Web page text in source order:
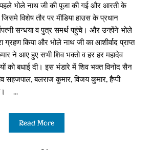
पहले भोले नाथ जी की पूजा की गई और आरती के
जिसमे विशेष तौर पर मीडिया हाउस के प्रधान
सन्धया व पुत्र समर्थ पहुंचे। और उन्होंने भोले
ग्रहण किया और भोले नाथ जी का आशीर्वाद प्राप्त
ने आए हुए सभी शिव भक्तो व हर हर महादेव
को बधाई दी। इस भंडारे में शिव भक्त विनोद सैन
सहजपाल, बलराज कुमार, विजय कुमार, हैप्पी
...
Read More